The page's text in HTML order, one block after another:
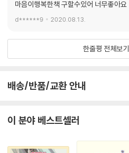
마음이행복한책 구할수있어 너무좋아요
d******9 2020.08.13.
한줄평 전체보기
배송/반품/교환 안내
이 분야 베스트셀러